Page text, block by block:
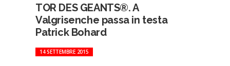
TOR DES GEANTS®. A
Valgrisenche passa in testa
Patrick Bohard
14 SETTEMBRE 2015